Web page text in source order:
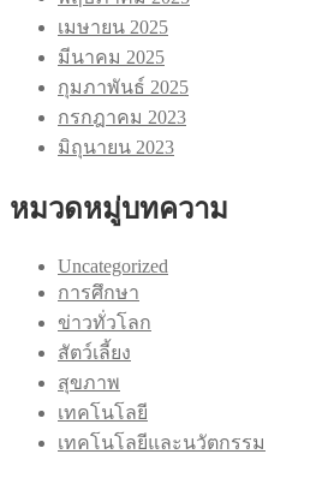
เมษายน 2025
มีนาคม 2025
กุมภาพันธ์ 2025
กรกฎาคม 2023
มิถุนายน 2023
หมวดหมู่บทความ
Uncategorized
การศึกษา
ข่าวทั่วโลก
สัตว์เลี้ยง
สุขภาพ
เทคโนโลยี
เทคโนโลยีและนวัตกรรม